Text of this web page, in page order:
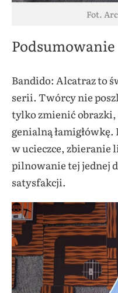
Fot.
Podsumowanie
Bandido: Alcatraz to
serii. Twórcy nie
tylko zmienić obrazki,
genialną
w ucieczce, zbieranie
pilnowanie tej jednej
satysfakcji.